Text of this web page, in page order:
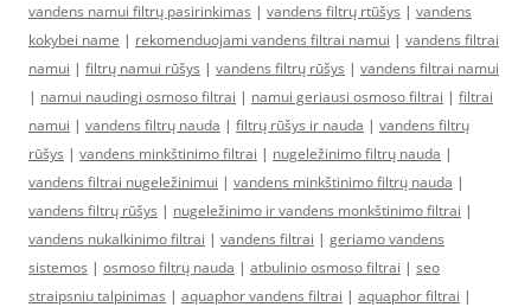
vandens namui filtrų pasirinkimas | vandens filtrų rtūšys | vandens
kokybei name | rekomenduojami vandens filtrai namui | vandens filtrai
namui | filtrų namui rūšys | vandens filtrų rūšys | vandens filtrai namui
| namui naudingi osmoso filtrai | namui geriausi osmoso filtrai | filtrai
namui | vandens filtrų nauda | filtrų rūšys ir nauda | vandens filtrų
rūšys | vandens minkštinimo filtrai | nugeležinimo filtrų nauda |
vandens filtrai nugeležinimui | vandens minkštinimo filtrų nauda |
vandens filtrų rūšys | nugeležinimo ir vandens monkštinimo filtrai |
vandens nukalkinimo filtrai | vandens filtrai | geriamo vandens
sistemos | osmoso filtrų nauda | atbulinio osmoso filtrai | seo
straipsniu talpinimas | aquaphor vandens filtrai | aquaphor filtrai |